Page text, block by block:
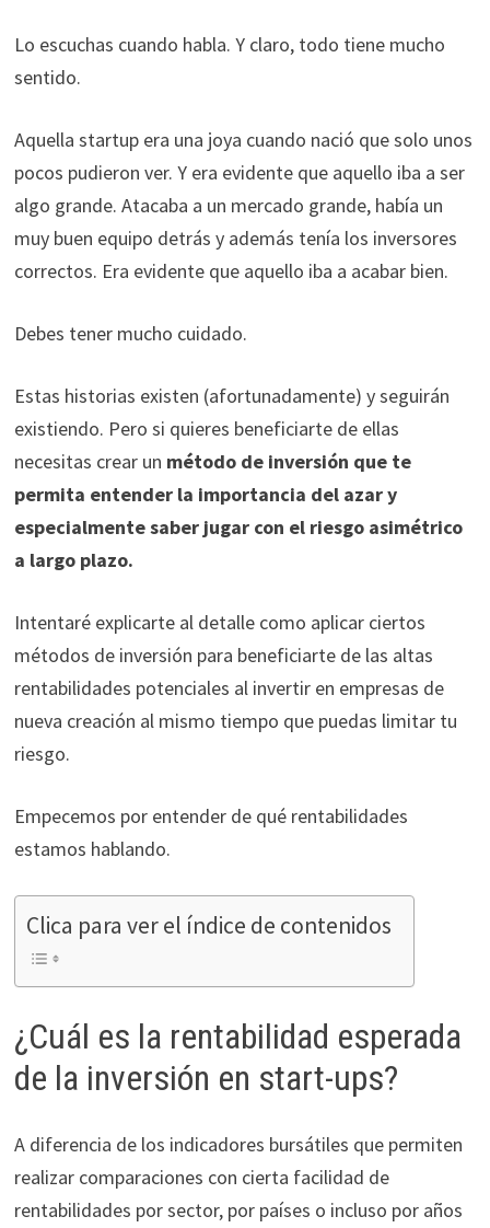
Lo escuchas cuando habla. Y claro, todo tiene mucho
sentido.
Aquella startup era una joya cuando nació que solo unos
pocos pudieron ver. Y era evidente que aquello iba a ser
algo grande. Atacaba a un mercado grande, había un
muy buen equipo detrás y además tenía los inversores
correctos. Era evidente que aquello iba a acabar bien.
Debes tener mucho cuidado.
Estas historias existen (afortunadamente) y seguirán
existiendo. Pero si quieres beneficiarte de ellas
necesitas crear un método de inversión que te
permita entender la importancia del azar y
especialmente saber jugar con el riesgo asimétrico
a largo plazo.
Intentaré explicarte al detalle como aplicar ciertos
métodos de inversión para beneficiarte de las altas
rentabilidades potenciales al invertir en empresas de
nueva creación al mismo tiempo que puedas limitar tu
riesgo.
Empecemos por entender de qué rentabilidades
estamos hablando.
Clica para ver el índice de contenidos
¿Cuál es la rentabilidad esperada
de la inversión en start-ups?
A diferencia de los indicadores bursátiles que permiten
realizar comparaciones con cierta facilidad de
rentabilidades por sector, por países o incluso por años
Experiencia
funcione lo
mejor posible
durante tu
visita. Si
rechaza estas
cookies,
desaparecerán
Al compartir tus
intereses y
comportamiento
mientras visitas
nuestro sitio,
posibilidad de
ver contenido y
personalizados.